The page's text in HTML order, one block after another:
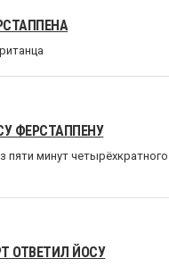
ФЕРСТАППЕНУ
минут четырёхкратного
ОТВЕТИЛ ЙОСУ